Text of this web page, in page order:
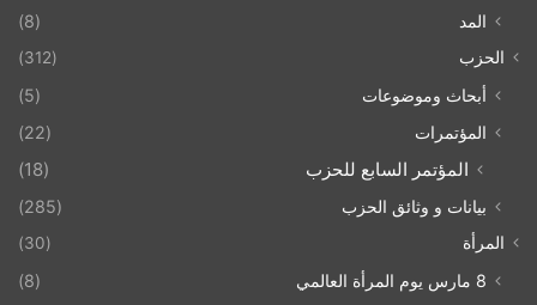
المد
(8)
الحزب (312)
أبحاث وموضوعات
(5)
المؤتمرات
(22)
المؤتمر السابع للحزب (18)
بيانات و وثائق الحزب (285)
المرأة (30)
8 مارس يوم المرأة العالمي (8)